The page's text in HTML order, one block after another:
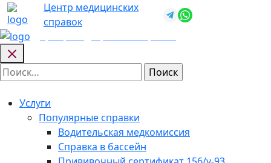
Skip
to
content
Центр медицинских
справок
Найти:
Услуги
Популярные справки
Водительская медкомиссия
Справка в бассейн